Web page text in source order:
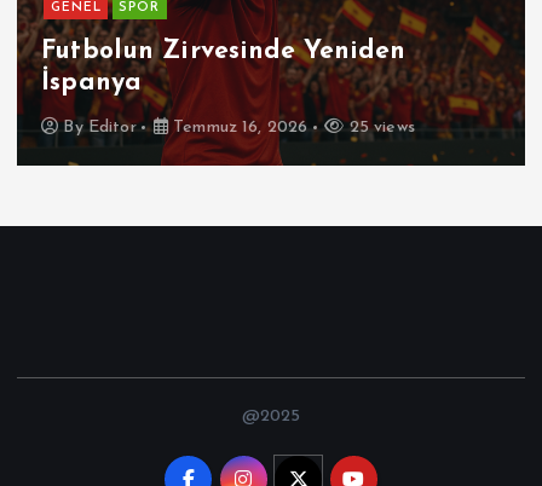
GENEL SPOR
Futbolun Zirvesinde Yeniden
İspanya
ByEditor Temmuz 16, 2026 25 views
@2025